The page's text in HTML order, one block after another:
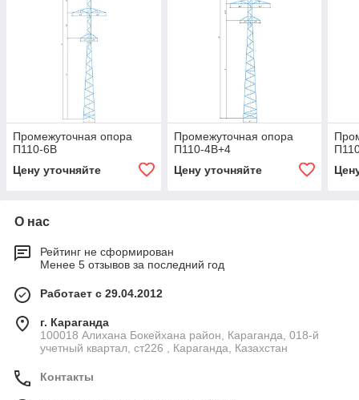
Промежуточная опора
П110-6В
Цену уточняйте
Промежуточная опора
П110-4В+4
Цену уточняйте
О нас
Рейтинг не сформирован
Менее 5 отзывов за последний год
Работает с 29.04.2012
г. Караганда
100018 Алихана Бокейхана район, Караганда, 018-й
учетный квартал, ст226 , Караганда, Казахстан
Контакты